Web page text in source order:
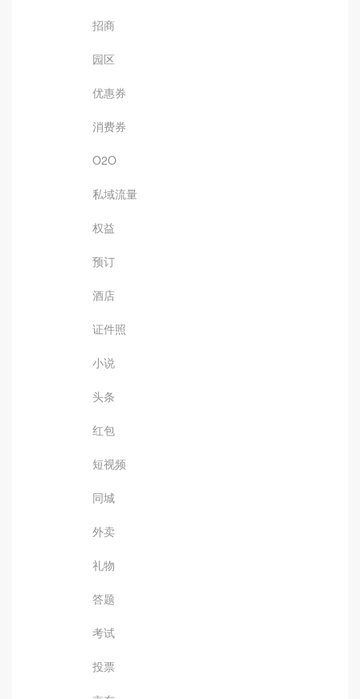
招商
园区
优惠券
消费券
O2O
私域流量
权益
预订
酒店
证件照
小说
头条
红包
短视频
同城
外卖
礼物
答题
考试
投票